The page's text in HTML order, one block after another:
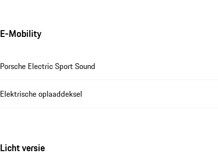
E-Mobility
Porsche Electric Sport Sound
Elektrische oplaaddeksel
Licht versie